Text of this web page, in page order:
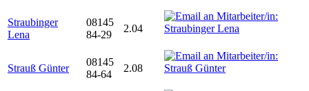
Straubinger
Lena
08145
84-29
2.04
Strauß Günter
08145
84-64
2.08